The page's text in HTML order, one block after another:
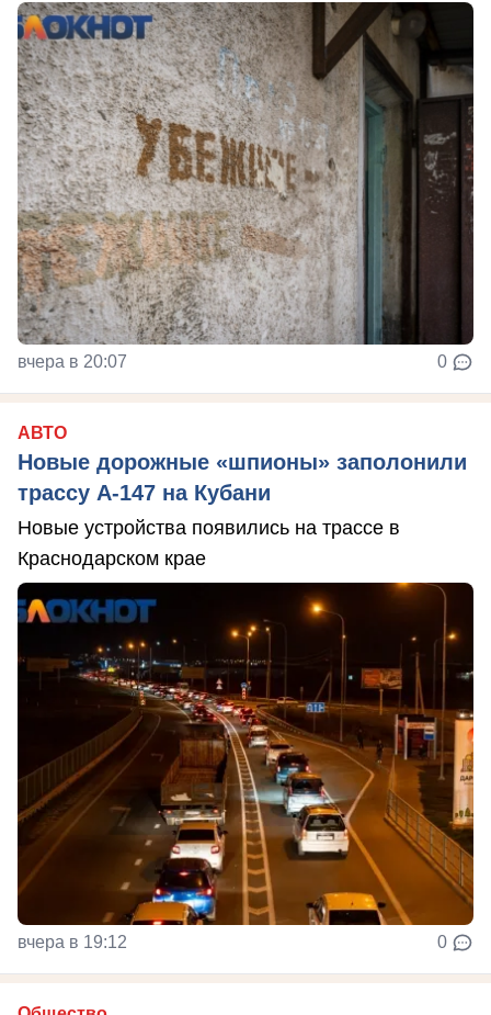
вчера в 20:07 0
АВТО
Новые дорожные «шпионы» заполонили
трассу А-147 на Кубани
Новые устройства появились на трассе в
Краснодарском крае
вчера в 19:12 0